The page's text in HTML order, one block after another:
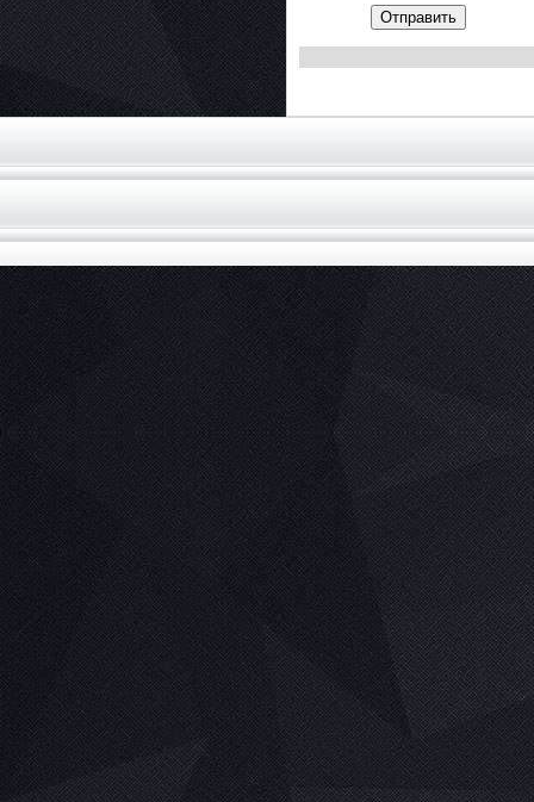
Отправить